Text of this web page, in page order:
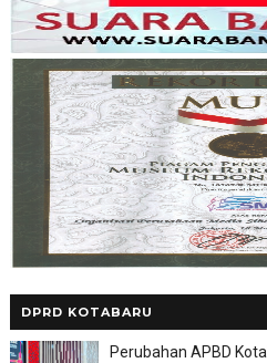
DPRD KOTABARU
Perubahan APBD